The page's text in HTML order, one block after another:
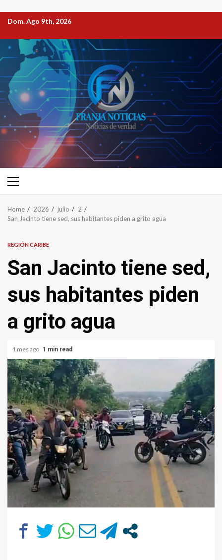
Dom. Ago 9th, 2026
Home 2026 julio
2
San Jacinto tiene sed, sus habitantes piden a grito agua
REGIÓN CARIBE
San Jacinto tiene sed,
sus habitantes piden
a grito agua
1 mes ago 1 min read